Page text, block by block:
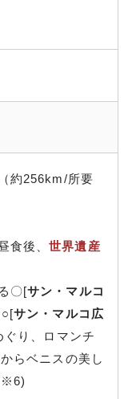
約256km/所要
食後、世界遺産
〇[サン・マルコ
○[サン・マルコ広
ぐり、ロマンチ
らベニスの美し
※6)